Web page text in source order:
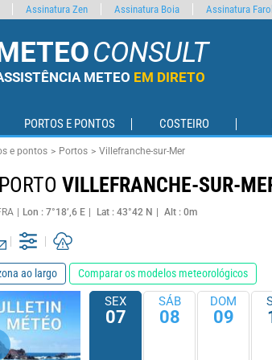
CONSULT
METEO EM DIRETO
PORTOS E PONTOS COSTEIRO
e pontos Portos Villefranche-sur-Mer
VILLEFRANCHE-SUR-
Lon : 7°18’,6 E Lat : 43°42 N Alt : 0m
ao largo Comparar os modelos meteorológicos
SEX
07
SÁB
08
DOM
09
Assinatura Zen Assinatura Boia Assinatura Farol